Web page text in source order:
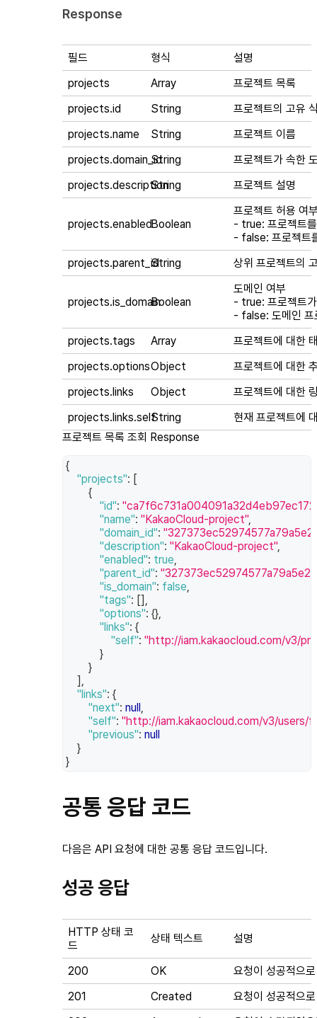
Response
필드 형식
설명
projects
Array
프로젝트 목록
projects.id
String
프로젝트의 고유
projects.name
String
프로젝트 이름
projects.domain_idString
프로젝트가 속한
projects.description
String 프로젝트 설명
projects.enabledBoolean
프로젝트 허용 여
- true: 프로젝트
- false: 프로젝트
projects.parent_idString 상위 프로젝트의
projects.is_domainBoolean
도메인 여부
- true: 프로젝트
- false: 도메인
projects.tags
Array
프로젝트에 대한
projects.optionsObject
프로젝트에 대한
projects.links
Object
프로젝트에 대한
projects.links.selfString
현재 프로젝트에
프로젝트 목록 조회 Response
{
"projects": [
{
"id":
"name": "KakaoCloud-project",
"domain_id":
"description": "KakaoCloud-project",
"enabled": true,
"parent_id":
"is_domain": false,
"tags": [] ,
"options": {},
"links": {
"self": "http://iam.kakaocloud.com/v3/
}
}
] ,
"links": {
"next": null ,
"self": "http://iam.kakaocloud.com/v3/
"previous": null
}
}
공통 응답 코드
다음은 API 요청에 대한 공통 응답 코드입니다.
성공 응답
HTTP 상태 코
드
상태 텍스트 설명
200OK
요청이 성공적으
201
Created요청이 성공적으